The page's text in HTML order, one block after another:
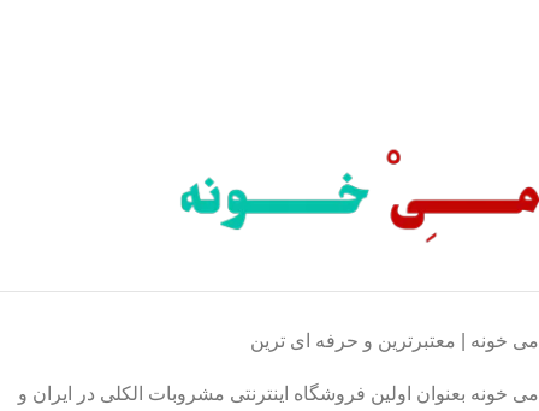
می خونه | معتبرترین و حرفه ای ترین
می خونه بعنوان اولین فروشگاه اینترنتی مشروبات الکلی در ایران و